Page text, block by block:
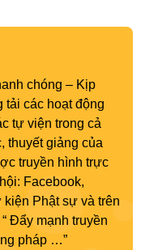
chóng – Kịp
tải các hoạt động
tự viện trong cả
thuyết giảng của
truyền hình trực
Facebook,
Phật sự và trên
Đẩy mạnh truyền
pháp …”